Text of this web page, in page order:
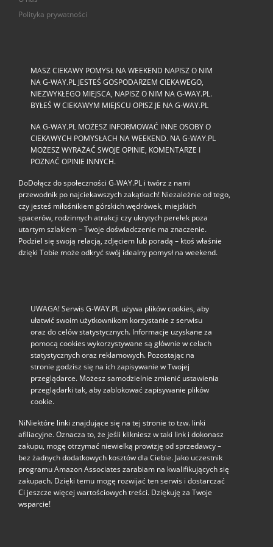
Polityka prywatności
MASZ CIEKAWY POMYSŁ NA WEEKEND NAPISZ O NIM
NA G-WAY.PL JESTEŚ GOSPODARZEM CIEKAWEGO,
NIEZWYKŁEGO MIEJSCA, NAPISZ O NIM NA G-WAY.PL.
BYŁEŚ W CIEKAWYM MIEJSCU OPISZ JE NA G-WAY.PL
NA G-WAY.PL MOŻESZ INFORMOWAĆ INNE OSOBY O
CIEKAWYCH POMYSŁACH NA WEEKEND. NA G-WAY.PL
MOŻESZ WYRAŻAĆ SWOJE OPINIE, KOMENTARZE I
POZNAĆ OPINIE INNYCH.
DoDołącz do społeczności G‑WAY.PL i twórz z nami
przewodnik po najciekawszych zakątkach! Niezależnie od tego,
czy jesteś miłośnikiem górskich wędrówek, miejskich
spacerów, rodzinnych atrakcji czy ukrytych perełek poza
utartym szlakiem – Twoje doświadczenie ma znaczenie.
Podziel się swoją relacją, zdjęciem lub poradą – ktoś właśnie
dzięki Tobie może odkryć swój idealny pomysł na weekend.
UWAGA! Serwis G-WAY.PL używa plików cookies, aby
ułatwić swoim użytkownikom korzystanie z serwisu
oraz do celów statystycznych. Informacje uzyskane za
pomocą cookies wykorzystywane są głównie w celach
statystycznych oraz reklamowych. Pozostając na
stronie godzisz się na ich zapisywanie w Twojej
przeglądarce. Możesz samodzielnie zmienić ustawienia
przeglądarki tak, aby zablokować zapisywanie plików
cookie.
NiNiektóre linki znajdujące się na tej stronie to tzw. linki
afiliacyjne. Oznacza to, że jeśli klikniesz w taki link i dokonasz
zakupu, mogę otrzymać niewielką prowizję od sprzedawcy –
bez żadnych dodatkowych kosztów dla Ciebie. Jako uczestnik
programu Amazon Associates zarabiam na kwalifikujących się
zakupach. Dzięki temu mogę rozwijać ten serwis i dostarczać
Ci jeszcze więcej wartościowych treści. Dziękuję za Twoje
wsparcie!